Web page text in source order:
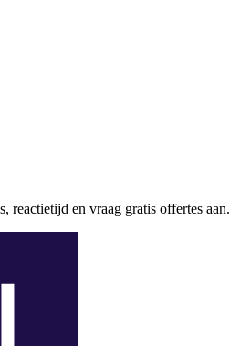
en vraag gratis offertes aan.